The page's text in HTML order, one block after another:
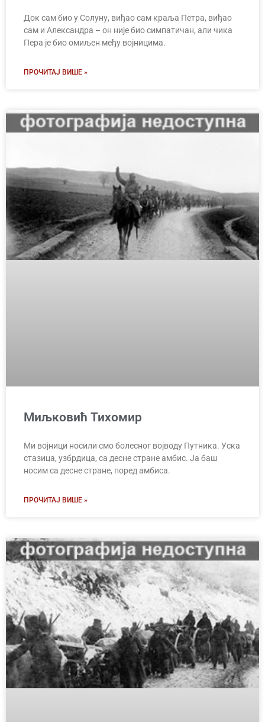
Док сам био у Солуну, виђао сам краља Петра, виђао
сам и Александра – он није био симпатичан, али чика
Пера је био омиљен међу војницима.
ПРОЧИТАЈ ВИШЕ »
Миљковић Тихомир
Ми војници носили смо болесног војводу Путника. Уска
стазица, узбрдица, са десне стране амбис. Ја баш
носим са десне стране, поред амбиса.
ПРОЧИТАЈ ВИШЕ »